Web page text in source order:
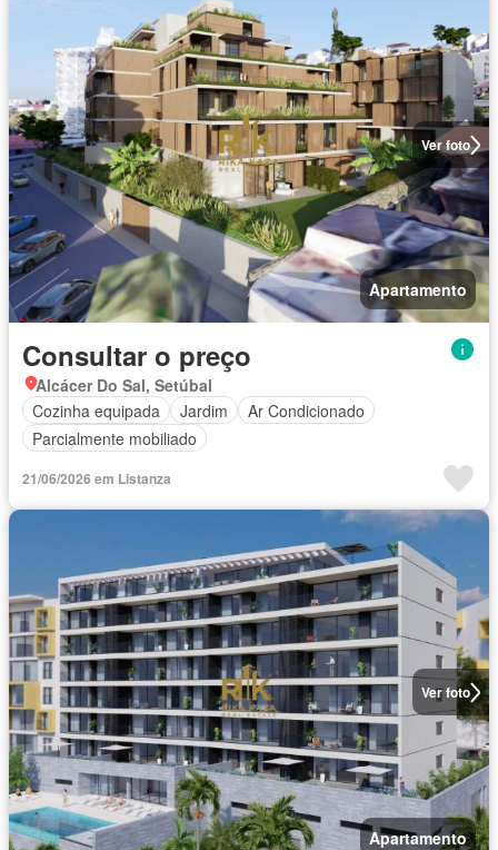
Ver foto
Apartamento
Consultar o preço
Alcácer Do Sal, Setúbal
Cozinha equipada
Jardim
Ar Condicionado
Parcialmente mobiliado
21/06/2026 em Listanza
Ver foto
Apartamento